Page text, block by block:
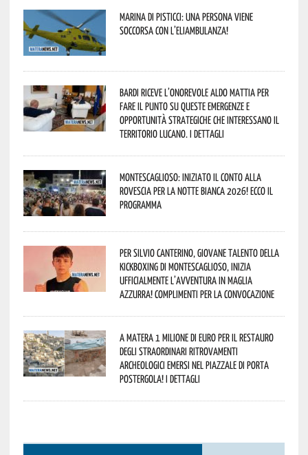
Marina di Pisticci: una persona viene
soccorsa con l’eliambulanza!
Bardi riceve l’onorevole Aldo Mattia per
fare il punto su queste emergenze e
opportunità strategiche che interessano il
territorio lucano. I dettagli
Montescaglioso: iniziato il conto alla
rovescia per la Notte Bianca 2026! Ecco il
programma
Per Silvio Canterino, giovane talento della
kickboxing di Montescaglioso, inizia
ufficialmente l’avventura in maglia
azzurra! Complimenti per la convocazione
A Matera 1 milione di euro per il restauro
degli straordinari ritrovamenti
archeologici emersi nel piazzale di Porta
Postergola! I dettagli